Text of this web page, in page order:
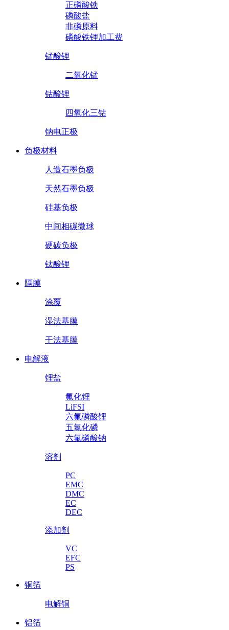
正磷酸铁
磷酸盐
非磷原料
磷酸铁锂加工费
锰酸锂
二氧化锰
钴酸锂
四氧化三钴
钠电正极
负极材料
人造石墨负极
天然石墨负极
硅基负极
中间相碳微球
硬碳负极
钛酸锂
隔膜
涂覆
湿法基膜
干法基膜
电解液
锂盐
氟化锂
LiFSI
六氟磷酸锂
五氯化磷
六氟磷酸钠
溶剂
PC
EMC
DMC
EC
DEC
添加剂
VC
EFC
PS
铜箔
电解铜
铝箔